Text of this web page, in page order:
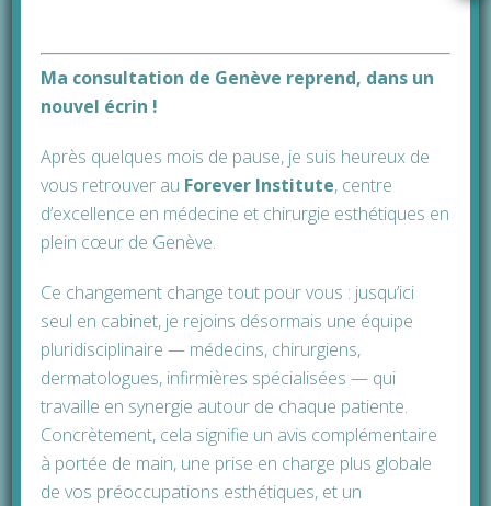
LOURDES!
COMPRENDRE LA
SES BÉNÉFICES
Le regard est le premier élément que
l’on remarque dans un visage.
perdre en éclat et en dynamisme. Des
paupières lourdes ou l’apparition de
poches sous les [...]
READ MORE
Ma consultation de Genève reprend, dans un
nouvel écrin !
Après quelques mois de pause, je suis heureux de
vous retrouver au Forever Institute, centre
d’excellence en médecine et chirurgie esthétiques en
plein cœur de Genève.
Ce changement change tout pour vous : jusqu’ici
seul en cabinet, je rejoins désormais une équipe
pluridisciplinaire — médecins, chirurgiens,
dermatologues, infirmières spécialisées — qui
travaille en synergie autour de chaque patiente.
Concrètement, cela signifie un avis complémentaire
à portée de main, une prise en charge plus globale
de vos préoccupations esthétiques, et un